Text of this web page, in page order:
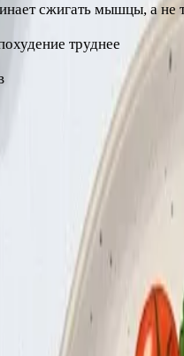
сжигать мышцы, а не
труднее
Даже это значительно
базовые цифры один
+ 5 Для женщин: 10 ×